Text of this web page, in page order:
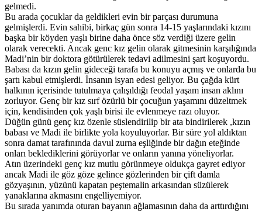
gelmedi.
Bu arada çocuklar da geldikleri evin bir parçası durumuna
gelmişlerdi. Evin sahibi, birkaç gün sonra 14-15 yaşlarındaki kızını
başka bir köyden yaşlı birine daha önce söz verdiği üzere gelin
olarak verecekti. Ancak genc kız gelin olarak gitmesinin karşılığında
Madi’nin bir doktora götürülerek tedavi adilmesini şart koşuyordu.
Babası da kızın gelin gideceği tarafa bu konuyu açmış ve onlarda bu
şartı kabul etmişlerdi. İnsanın isyan edesi geliyor. Bu çağda kürt
halkının içerisinde tutulmaya çalışıldığı feodal yaşam insan aklını
zorluyor. Genç bir kız sırf özürlü bir çocuğun yaşamını düzeltmek
için, kendisinden çok yaşlı birisi ile evlenmeye razı oluyor.
Düğün günü genç kız özenle süslendirilip bir ata bindirilerek ,kızın
babası ve Madi ile birlikte yola koyuluyorlar. Bir süre yol aldıktan
sonra damat tarafınında davul zurna eşliğinde bir dağın eteğinde
onları beklediklerini görüyorlar ve onların yanına yöneliyorlar.
Atın üzerindeki genç kız mutlu görünmeye oldukça gayret ediyor
ancak Madi ile göz göze gelince gözlerinden bir çift damla
gözyaşının, yüzünü kapatan peştemalin arkasından süzülerek
yanaklarına akmasını engelliyemiyor.
Bu sırada yanımda oturan bayanın ağlamasının daha da arttırdığını